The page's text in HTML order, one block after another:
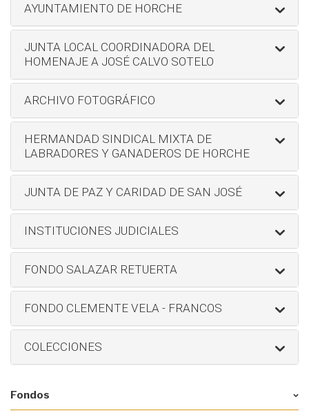
AYUNTAMIENTO DE HORCHE
JUNTA LOCAL COORDINADORA DEL
HOMENAJE A JOSÉ CALVO SOTELO
ARCHIVO FOTOGRÁFICO
HERMANDAD SINDICAL MIXTA DE
LABRADORES Y GANADEROS DE HORCHE
JUNTA DE PAZ Y CARIDAD DE SAN JOSÉ
INSTITUCIONES JUDICIALES
FONDO SALAZAR RETUERTA
FONDO CLEMENTE VELA - FRANCOS
COLECCIONES
Fondos